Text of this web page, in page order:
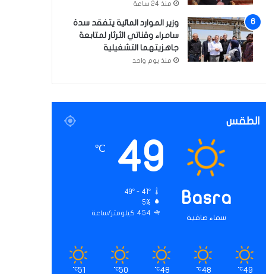
منذ 24 ساعة
وزير الموارد المائية يتفقد سدة
سامراء وقناتي الثرثار لمتابعة
جاهزيتهما التشغيلية
منذ يوم واحد
الطقس
Basra
سماء صافية
49
℃
49º - 41º
5%
4.54 كيلومتر/ساعة
49
℃
48
℃
48
℃
50
℃
51
℃